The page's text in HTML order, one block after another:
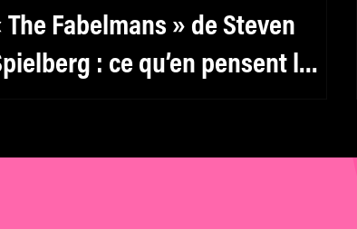
The Fabelmans » de Steven
: ce qu’en pensent les